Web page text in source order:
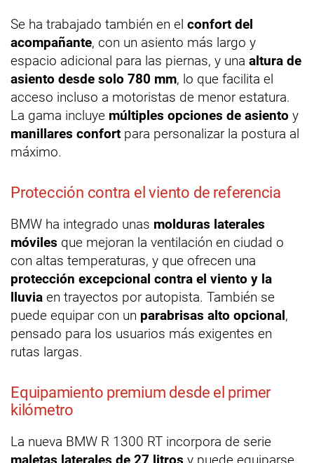
Se ha trabajado también en el confort del
acompañante, con un asiento más largo y
espacio adicional para las piernas, y una altura de
asiento desde solo 780 mm, lo que facilita el
acceso incluso a motoristas de menor estatura.
La gama incluye múltiples opciones de asiento y
manillares confort para personalizar la postura al
máximo.
Protección contra el viento de referencia
BMW ha integrado unas molduras laterales
móviles que mejoran la ventilación en ciudad o
con altas temperaturas, y que ofrecen una
protección excepcional contra el viento y la
lluvia en trayectos por autopista. También se
puede equipar con un parabrisas alto opcional,
pensado para los usuarios más exigentes en
rutas largas.
Equipamiento premium desde el primer
kilómetro
La nueva BMW R 1300 RT incorpora de serie